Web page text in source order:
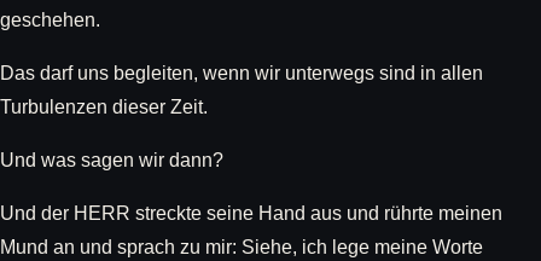
geschehen.
Das darf uns begleiten, wenn wir unterwegs sind in allen
Turbulenzen dieser Zeit.
Und was sagen wir dann?
Und der HERR streckte seine Hand aus und rührte meinen
Mund an und sprach zu mir: Siehe, ich lege meine Worte